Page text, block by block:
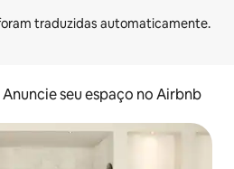
Anuncie seu espaço no Airbnb